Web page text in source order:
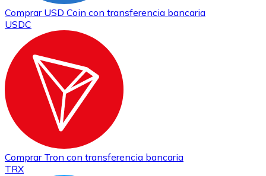
Comprar USD Coin con transferencia bancaria
USDC
Comprar Tron con transferencia bancaria
TRX